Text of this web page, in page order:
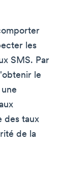
les
SMS. Par
le
des taux
de la